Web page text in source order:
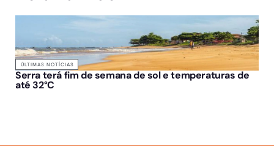
ÚLTIMAS NOTÍCIAS
Serra terá fim de semana de sol e temperaturas de
até 32°C